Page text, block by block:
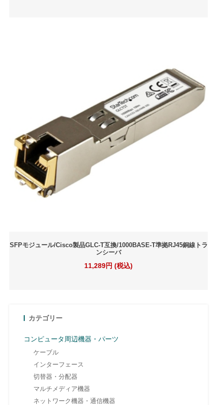
SFPモジュール/Cisco製品GLC-T互換/1000BASE-T準拠RJ45銅線トラ
ンシーバ
11,289円 (税込)
カテゴリー
コンピュータ周辺機器・パーツ
ケーブル
インターフェース
切替器・分配器
マルチメディア機器
ネットワーク機器・通信機器